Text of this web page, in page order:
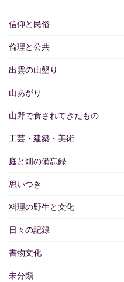
信仰と民俗
倫理と公共
出雲の山墾り
山あがり
山野で食されてきたもの
工芸・建築・美術
庭と畑の備忘録
思いつき
料理の野生と文化
日々の記録
書物文化
未分類